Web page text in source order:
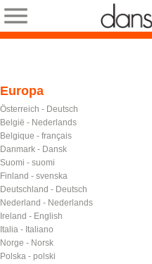
Europa
Österreich - Deutsch
België - Nederlands
Belgique - français
Danmark - Dansk
Suomi - suomi
Finland - svenska
Deutschland - Deutsch
Nederland - Nederlands
Ireland - English
Italia - Italiano
Norge - Norsk
Polska - polski